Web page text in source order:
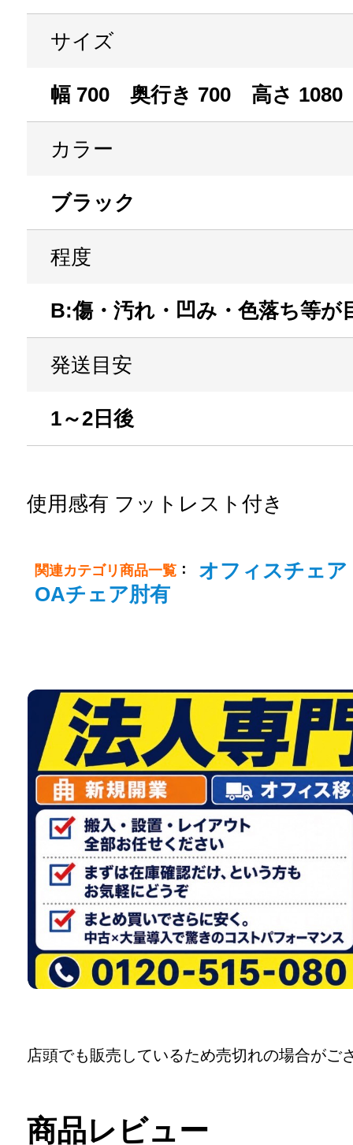
サイズ
幅 700 奥行き 700 高さ 1080
カラー
ブラック
程度
B:傷・汚れ・凹み・色落ち等が
発送目安
1～2日後
使用感有 フットレスト付き
関連カテゴリ商品一覧 ：
オフィスチェア
OAチェア肘有
店頭でも販売しているため売切れの場合がご
商品レビュー